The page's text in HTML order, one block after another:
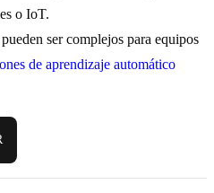
o IoT.
ser complejos para equipos
de aprendizaje automático